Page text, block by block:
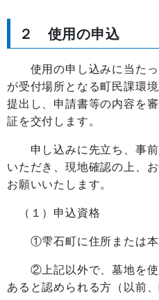
２ 使用の申込
使用の申し込みに当たっ
が受付場所となる町民課環
提出し、申請書等の内容を
証を交付します。
申し込みに先立ち、事前
いただき、現地確認の上、
お願いいたします。
（１）申込資格
①雫石町に住所または本
②上記以外で、墓地を使
あると認められる方（以前